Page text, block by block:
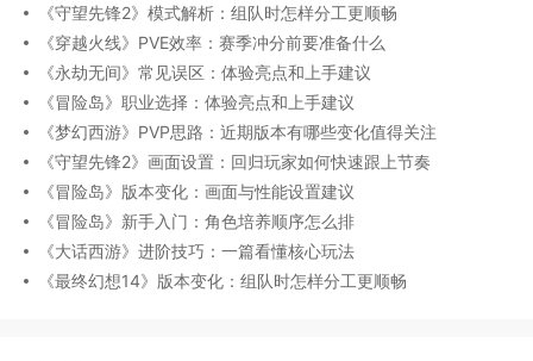
《守望先锋2》模式解析：组队时怎样分工更顺畅
《穿越火线》PVE效率：赛季冲分前要准备什么
《永劫无间》常见误区：体验亮点和上手建议
《冒险岛》职业选择：体验亮点和上手建议
《梦幻西游》PVP思路：近期版本有哪些变化值得关注
《守望先锋2》画面设置：回归玩家如何快速跟上节奏
《冒险岛》版本变化：画面与性能设置建议
《冒险岛》新手入门：角色培养顺序怎么排
《大话西游》进阶技巧：一篇看懂核心玩法
《最终幻想14》版本变化：组队时怎样分工更顺畅